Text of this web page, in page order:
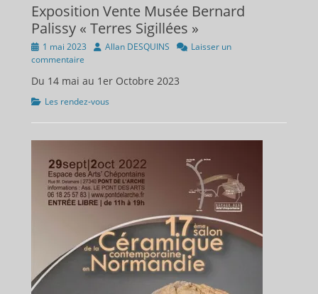
Exposition Vente Musée Bernard
Palissy « Terres Sigillées »
Publié
sur
1 mai 2023 Auteur
Allan DESQUINS
Laisser un
commentaire
Du 14 mai au 1er Octobre 2023
Catégories
Les rendez-vous